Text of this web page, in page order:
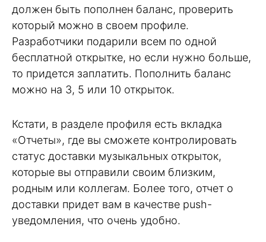
должен быть пополнен баланс, проверить
который можно в своем профиле.
Разработчики подарили всем по одной
бесплатной открытке, но если нужно больше,
то придется заплатить. Пополнить баланс
можно на 3, 5 или 10 открыток.
Кстати, в разделе профиля есть вкладка
«Отчеты», где вы сможете контролировать
статус доставки музыкальных открыток,
которые вы отправили своим близким,
родным или коллегам. Более того, отчет о
доставки придет вам в качестве push-
уведомления, что очень удобно.